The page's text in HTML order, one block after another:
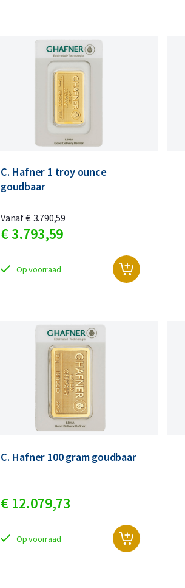
C. Hafner 1 troy ounce
goudbaar
€ 3.793,59
Vanaf€ 3.790,59
Op voorraad
C. Hafner 100 gram goudbaar
€ 12.079,73
Op voorraad